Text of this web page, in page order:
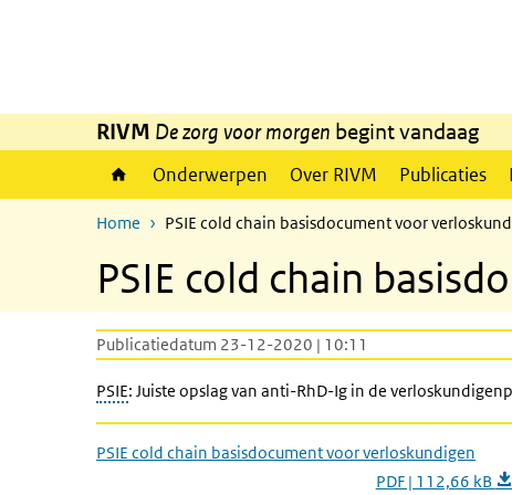
RIVM De zorg voor morgen begint vandaag
Onderwerpen Over RIVM Publicaties
Home PSIE cold chain basisdocument voor
PSIE cold chain
Publicatiedatum 23-12-2020 | 10:11
PSIE: Juiste opslag van anti-RhD-Ig in de
PSIE cold chain basisdocument voor verloskundigen
PDF | 112,66 kB